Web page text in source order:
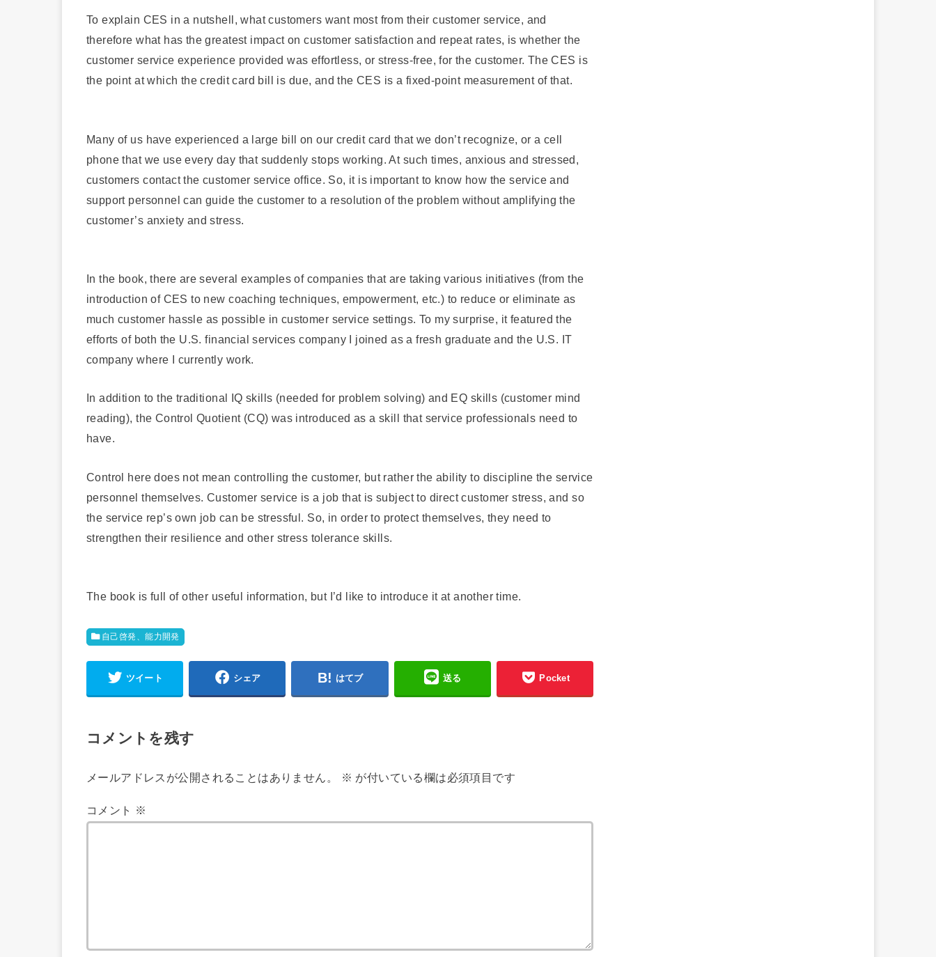
To explain CES in a nutshell, what customers want most from their customer service, and
therefore what has the greatest impact on customer satisfaction and repeat rates, is whether the
customer service experience provided was effortless, or stress-free, for the customer. The CES is
the point at which the credit card bill is due, and the CES is a fixed-point measurement of that.
Many of us have experienced a large bill on our credit card that we don’t recognize, or a cell
phone that we use every day that suddenly stops working. At such times, anxious and stressed,
customers contact the customer service office. So, it is important to know how the service and
support personnel can guide the customer to a resolution of the problem without amplifying the
customer’s anxiety and stress.
In the book, there are several examples of companies that are taking various initiatives (from the
introduction of CES to new coaching techniques, empowerment, etc.) to reduce or eliminate as
much customer hassle as possible in customer service settings. To my surprise, it featured the
efforts of both the U.S. financial services company I joined as a fresh graduate and the U.S. IT
company where I currently work.
In addition to the traditional IQ skills (needed for problem solving) and EQ skills (customer mind
reading), the Control Quotient (CQ) was introduced as a skill that service professionals need to
have.
Control here does not mean controlling the customer, but rather the ability to discipline the service
personnel themselves. Customer service is a job that is subject to direct customer stress, and so
the service rep’s own job can be stressful. So, in order to protect themselves, they need to
strengthen their resilience and other stress tolerance skills.
The book is full of other useful information, but I’d like to introduce it at another time.
自己啓発、能力開発
ツイート シェア はてブ 送る Pocket
コメントを残す
メールアドレスが公開されることはありません。 ※ が付いている欄は必須項目です
コメント ※